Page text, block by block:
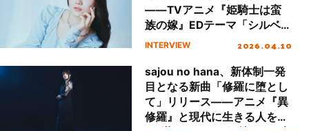
――TVアニメ『姫騎士は蛮
族の嫁』EDテーマ「シルベキ
コト」が示す新しい世界への
INTERVIEW 2026.04.10
sajou no hana、新体制一発
目となる新曲「修羅に堕とし
て」リリース――アニメ『異
修羅』と現代に生きる人を繋